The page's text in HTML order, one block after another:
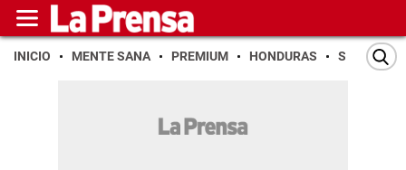
INICIO MENTE SANA PREMIUM HONDURAS SAN PEDRO